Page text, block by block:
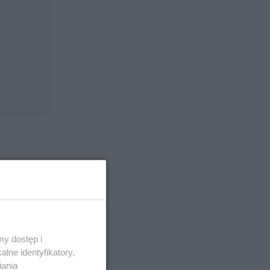
dostęp i
identyfikatory,